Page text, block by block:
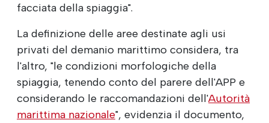
facciata della spiaggia".
La definizione delle aree destinate agli usi
privati del demanio marittimo considera, tra
l'altro, "le condizioni morfologiche della
spiaggia, tenendo conto del parere dell'APP e
considerando le raccomandazioni dell'Autorità
marittima nazionale", evidenzia il documento,